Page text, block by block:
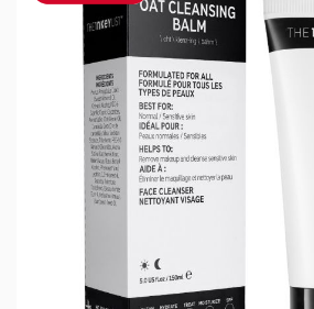
bildegalleri